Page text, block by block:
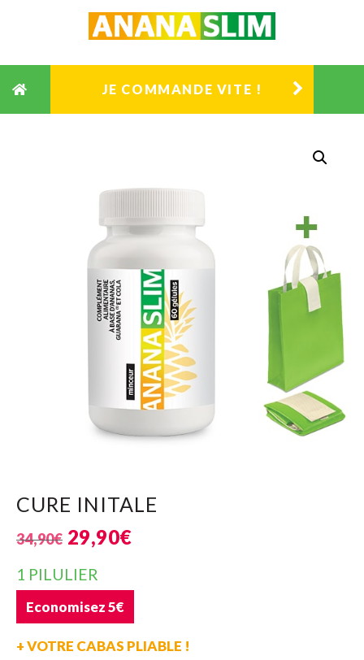
JE COMMANDE VITE !
CURE INITALE
34,90€ 29,90€
1 PILULIER
Economisez 5€
+ VOTRE CABAS PLIABLE !